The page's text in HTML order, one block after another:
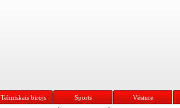
Tehniskais birojs Sports Vēsture